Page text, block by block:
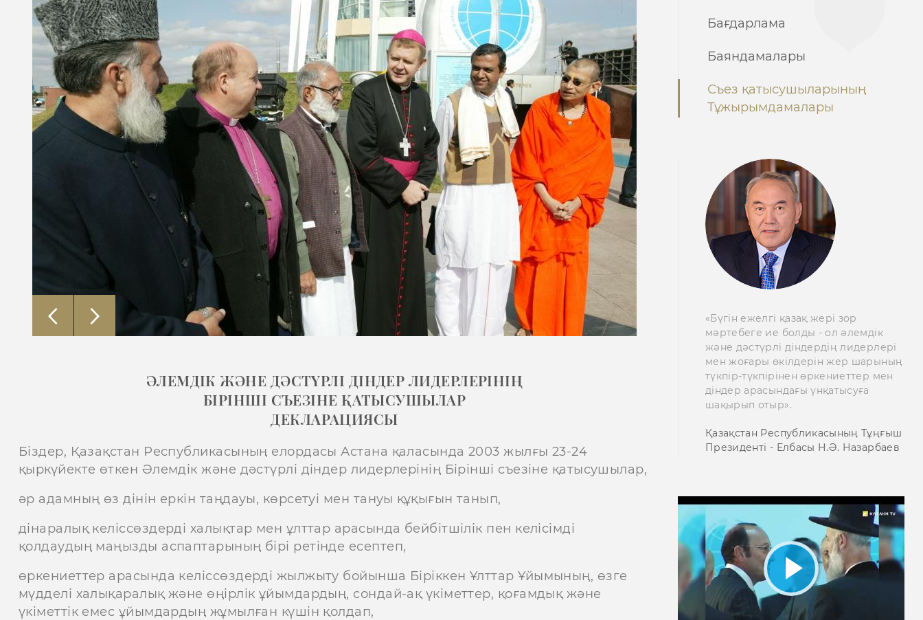
ӘЛЕМДІК ЖӘНЕ ДӘСТҮРЛІ ДІНДЕР ЛИДЕРЛЕРІНІҢ
БІРІНШІ СЪЕЗІНЕ ҚАТЫСУШЫЛАР
ДЕКЛАРАЦИЯСЫ
Біздер, Қазақстан Республикасының елордасы Астана қаласында 2003 жылғы 23-24
қыркүйекте өткен Әлемдік және дәстүрлі діндер лидерлерінің Бірінші съезіне қатысушылар,
әр адамның өз дінін еркін таңдауы, көрсетуі мен тануы құқығын танып,
дінаралық келіссөздерді халықтар мен ұлттар арасында бейбітшілік пен келісімді
қолдаудың маңызды аспаптарының бірі ретінде есептеп,
өркениеттер арасында келіссөздерді жылжыту бойынша Біріккен Ұлттар Ұйымының, өзге
мүдделі халықаралық және өңірлік ұйымдардың, сондай-ақ үкіметтер, қоғамдық және
үкіметтік емес ұйымдардың жұмылған күшін қолдап,
Бағдарлама
Баяндамалары
Съез қатысушыларының
Тұжырымдамалары
«Бүгін ежелгі қазақ жері зор
мәртебеге ие болды - ол әлемдік
және дәстүрлі діндердің лидерлері
мен жоғары өкілдерін жер шарының
түкпір-түкпірінен өркениеттер мен
діндер арасындағы үнқатысуға
шақырып отыр».
Қазақстан Республикасының Тұңғыш
Президенті - Елбасы Н.Ә. Назарбаев